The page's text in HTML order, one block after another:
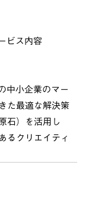
ビス内容
中小企業のマー
た最適な解決策
石）を活用し
るクリエイティ